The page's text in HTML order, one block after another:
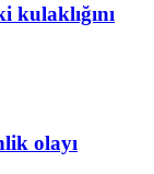
kulaklığını
olayı